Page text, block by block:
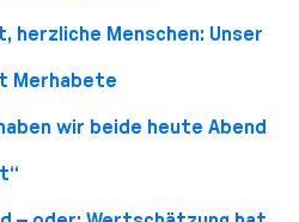
herzliche Menschen: Unser
Merhabete
wir beide heute Abend